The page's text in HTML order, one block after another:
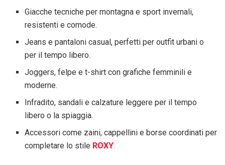
Giacche tecniche per montagna e sport invernali,
resistenti e comode.
Jeans e pantaloni casual, perfetti per outfit urbani o
per il tempo libero.
Joggers, felpe e t-shirt con grafiche femminili e
moderne.
Infradito, sandali e calzature leggere per il tempo
libero o la spiaggia.
Accessori come zaini, cappellini e borse coordinati per
completare lo stile ROXY.